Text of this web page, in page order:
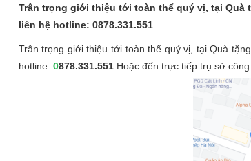
Trân trọng giới thiệu tới toàn thể quý vị, tại Quà
liên hệ hotline: 0878.331.551
Trân trọng giới thiệu tới toàn thể quý vị, tại Quà
hotline: 0878.331.551Hoặc đến trực tiếp trụ sở công